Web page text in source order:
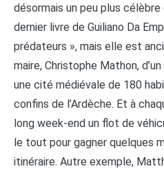
désormais un peu plus
dernier livre de Guiliano Da
prédateurs », mais elle est
maire, Christophe Mathon,
une cité médiévale de 180
confins de l’Ardèche. Et à
long week-end un flot de
le tout pour gagner quelques
itinéraire. Autre exemple,